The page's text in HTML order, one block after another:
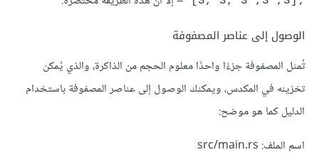
الوصول إلى عناصر المصفوفة
تُمثل المصفوفة جزءًا واحدًا معلوم الحجم من الذاكرة، والذي يُمكن
تخزينه في المكدس، ويمكنك الوصول إلى عناصر المصفوفة باستخدام
الدليل كما هو موضح:
اسم الملف: src/main.rs